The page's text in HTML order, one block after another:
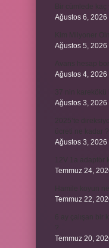
Ağustos 6, 2026
Ağustos 5, 2026
Ağustos 4, 2026
Ağustos 3, 2026
Ağustos 3, 2026
Temmuz 24,
Temmuz 22,
Temmuz 20,